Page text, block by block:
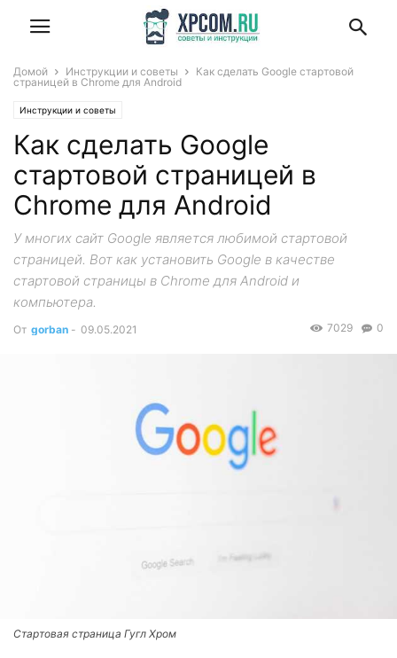
Домой Инструкции и советы
Как сделать Google стартовой
страницей в Chrome для Android
Инструкции и советы
Как сделать Google
стартовой страницей в
Chrome для Android
У многих сайт Google является любимой стартовой
страницей. Вот как установить Google в качестве
стартовой страницы в Chrome для Android и
компьютера.
От gorban - 09.05.2021 0
7029
Стартовая страница Гугл Хром